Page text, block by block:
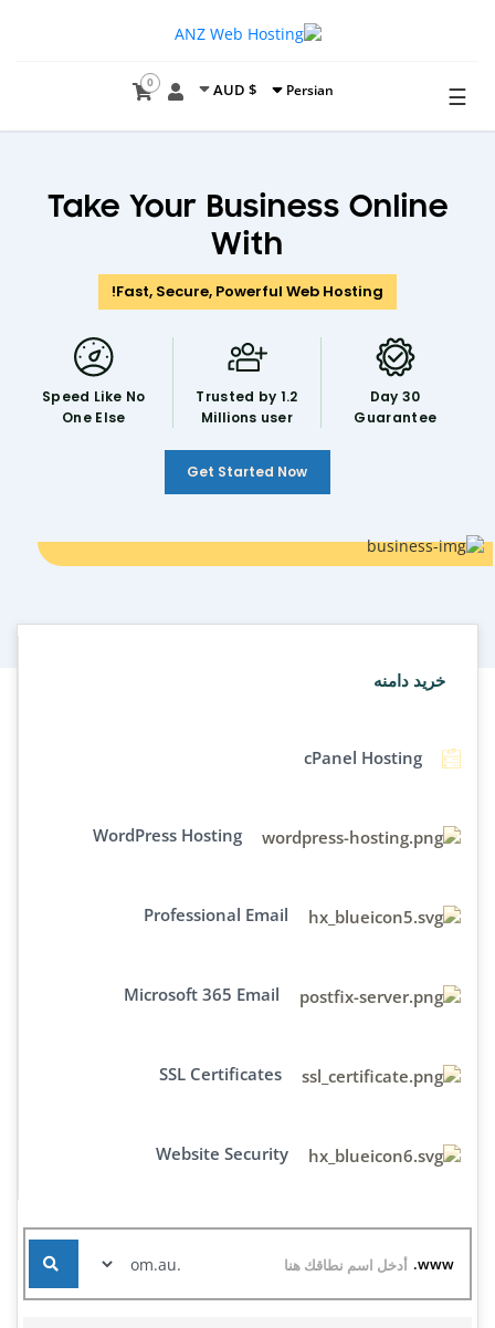
$ AUD
0 ☰
Take Your Business Online
With
Fast, Secure, Powerful Web Hosting!
30 Day
Guarantee
Trusted by 1.2
Millions user
Speed Like No
One Else
Get Started Now
خرید دامنه
www.